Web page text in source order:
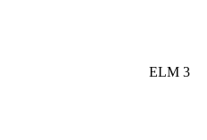
ELM 3